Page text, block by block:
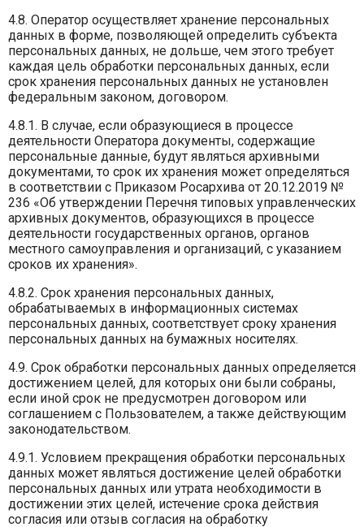
4.8. Оператор осуществляет хранение персональных
данных в форме, позволяющей определить субъекта
персональных данных, не дольше, чем этого требует
каждая цель обработки персональных данных, если
срок хранения персональных данных не установлен
федеральным законом, договором.
4.8.1. В случае, если образующиеся в процессе
деятельности Оператора документы, содержащие
персональные данные, будут являться архивными
документами, то срок их хранения может определяться
в соответствии с Приказом Росархива от 20.12.2019 №
236 «Об утверждении Перечня типовых управленческих
архивных документов, образующихся в процессе
деятельности государственных органов, органов
местного самоуправления и организаций, с указанием
сроков их хранения».
4.8.2. Срок хранения персональных данных,
обрабатываемых в информационных системах
персональных данных, соответствует сроку хранения
персональных данных на бумажных носителях.
4.9. Срок обработки персональных данных определяется
достижением целей, для которых они были собраны,
если иной срок не предусмотрен договором или
соглашением с Пользователем, а также действующим
законодательством.
4.9.1. Условием прекращения обработки персональных
данных может являться достижение целей обработки
персональных данных или утрата необходимости в
достижении этих целей, истечение срока действия
согласия или отзыв согласия на обработку